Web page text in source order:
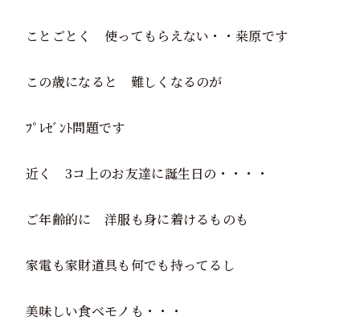
ことごとく 使ってもらえない・・桒原です
この歳になると 難しくなるのが
ﾌﾟﾚｾﾞﾝﾄ問題です
近く 3コ上のお友達に誕生日の・・・・
ご年齢的に 洋服も身に着けるものも
家電も家財道具も何でも持ってるし
美味しい食べモノも・・・